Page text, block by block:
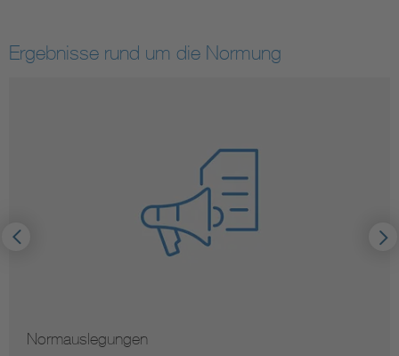
Ergebnisse rund um die Normung
Normauslegungen